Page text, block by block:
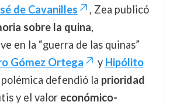
de Cavanilles
, Zea publicó
sobre la quina,
en la “guerra de las quinas”
Gómez Ortega y Hipólito
polémica defendió la prioridad
y el valor económico-